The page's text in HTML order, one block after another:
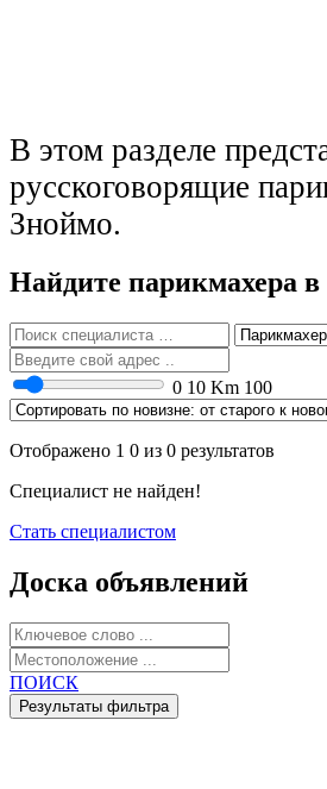
В этом разделе
русскоговорящие
Зноймо.
Найдите парикмахера
0 10 Km 100
Отображено 1 0 из 0 результатов
Специалист не найден!
Стать специалистом
Доска объявлений
ПОИСК